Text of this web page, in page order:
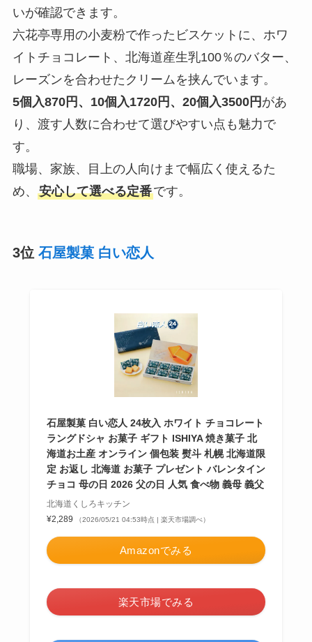
いが確認できます。
六花亭専用の小麦粉で作ったビスケットに、ホワ
イトチョコレート、北海道産生乳100％のバター、
レーズンを合わせたクリームを挟んでいます。
5個入870円、10個入1720円、20個入3500円 があ
り、渡す人数に合わせて選びやすい点も魅力で
す。
職場、家族、目上の人向けまで幅広く使えるた
め、 安心して選べる定番です。
3位 石屋製菓 白い恋人
石屋製菓 白い恋人 24枚入 ホワイト チョコレート
ラングドシャ お菓子 ギフト ISHIYA 焼き菓子 北
海道お土産 オンライン 個包装 熨斗 札幌 北海道限
定 お返し 北海道 お菓子 プレゼント バレンタイン
チョコ 母の日 2026 父の日 人気 食べ物 義母 義父
北海道くしろキッチン
¥2,289
（2026/05/21 04:53時点 | 楽天市場調べ）
Amazonでみる
楽天市場でみる